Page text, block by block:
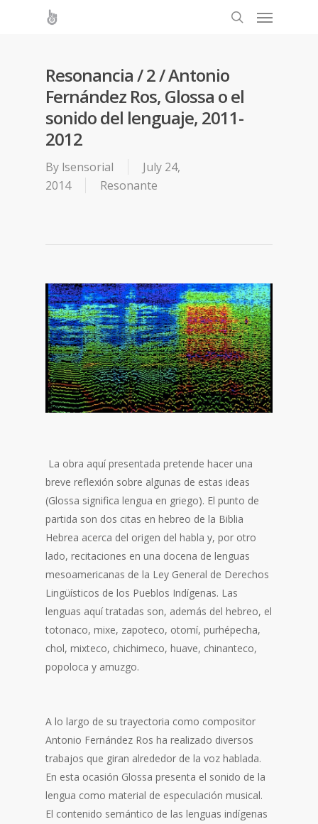
Resonancia / 2 / Antonio
Fernández Ros, Glossa o el
sonido del lenguaje, 2011-
2012
By lsensorial
July 24,
2014
Resonante
La obra aquí presentada pretende hacer una
breve reflexión sobre algunas de estas ideas
(Glossa significa lengua en griego). El punto de
partida son dos citas en hebreo de la Biblia
Hebrea acerca del origen del habla y, por otro
lado, recitaciones en una docena de lenguas
mesoamericanas de la Ley General de Derechos
Lingüísticos de los Pueblos Indígenas. Las
lenguas aquí tratadas son, además del hebreo, el
totonaco, mixe, zapoteco, otomí, purhépecha,
chol, mixteco, chichimeco, huave, chinanteco,
popoloca y amuzgo.
A lo largo de su trayectoria como compositor
Antonio Fernández Ros ha realizado diversos
trabajos que giran alrededor de la voz hablada.
En esta ocasión Glossa presenta el sonido de la
lengua como material de especulación musical.
El contenido semántico de las lenguas indígenas